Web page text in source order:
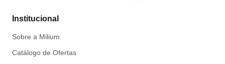
Institucional
Sobre a Milium
Catálogo de Ofertas